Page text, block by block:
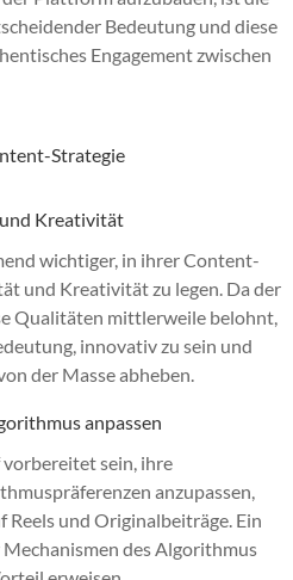
Bedeutung und diese
Engagement zwischen
Strategie
Kreativität
wichtiger, in ihrer Content-
und Kreativität zu legen. Da der
Qualitäten mittlerweile belohnt,
innovativ zu sein und
der Masse abheben.
anpassen
sein, ihre
anzupassen,
Reels und Originalbeiträge. Ein
des Algorithmus